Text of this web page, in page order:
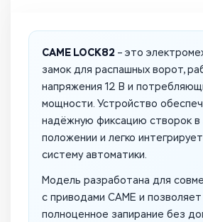
CAME LOCK82 – это
замок для распашных ворот,
напряжения 12 В и
мощности. Устройство
надёжную фиксацию створок в
положении и легко
систему автоматики.
Модель разработана для
с приводами CAME и
полноценное запирание без